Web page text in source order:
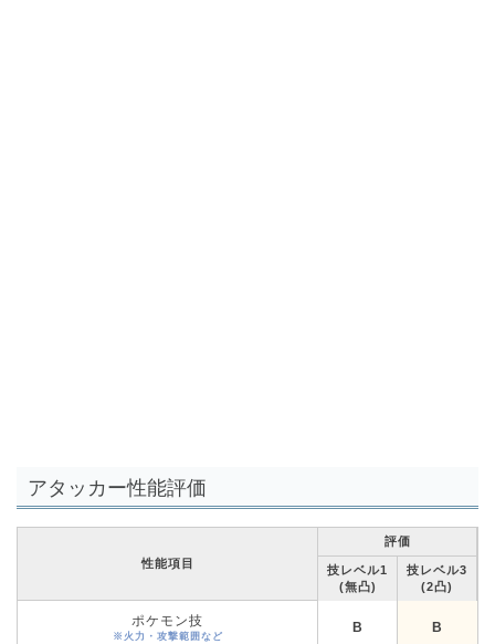
アタッカー性能評価
性能項目
評価
技レベル1
(無凸)
技レベル3
(2凸)
ポケモン技
※火力・攻撃範囲など
B B